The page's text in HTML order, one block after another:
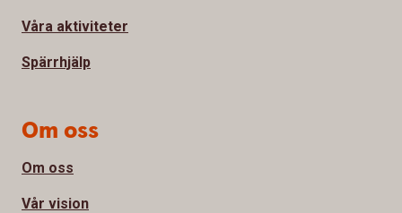
Våra aktiviteter
Spärrhjälp
Om oss
Om oss
Vår vision